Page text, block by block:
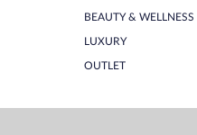
BEAUTY & WELLNESS
LUXURY
OUTLET